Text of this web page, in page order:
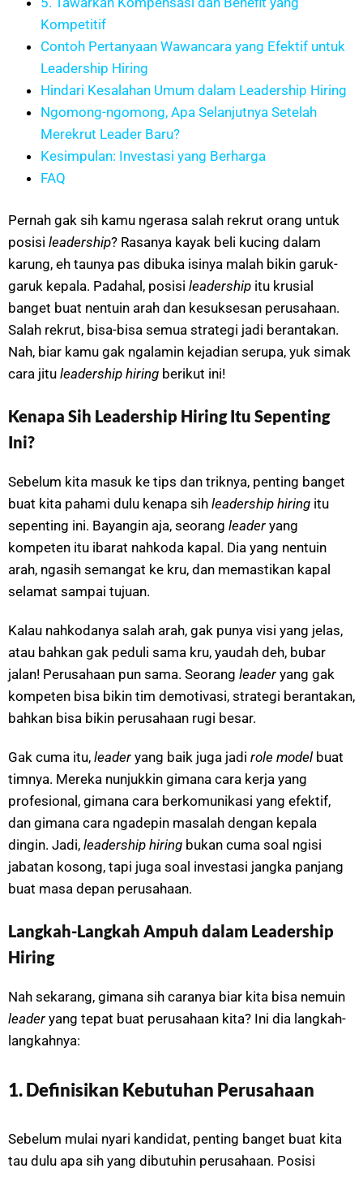
Kompetitif
Contoh Pertanyaan Wawancara yang Efektif untuk
Leadership Hiring
Hindari Kesalahan Umum dalam Leadership Hiring
Ngomong-ngomong, Apa Selanjutnya Setelah
Merekrut Leader Baru?
Kesimpulan: Investasi yang Berharga
FAQ
Pernah gak sih kamu ngerasa salah rekrut orang untuk
posisi leadership? Rasanya kayak beli kucing dalam
karung, eh taunya pas dibuka isinya malah bikin garuk-
garuk kepala. Padahal, posisi leadership itu krusial
banget buat nentuin arah dan kesuksesan perusahaan.
Salah rekrut, bisa-bisa semua strategi jadi berantakan.
Nah, biar kamu gak ngalamin kejadian serupa, yuk simak
cara jitu leadership hiring berikut ini!
Kenapa Sih Leadership Hiring Itu Sepenting
Ini?
Sebelum kita masuk ke tips dan triknya, penting banget
buat kita pahami dulu kenapa sih leadership hiring itu
sepenting ini. Bayangin aja, seorang leader yang
kompeten itu ibarat nahkoda kapal. Dia yang nentuin
arah, ngasih semangat ke kru, dan memastikan kapal
selamat sampai tujuan.
Kalau nahkodanya salah arah, gak punya visi yang jelas,
atau bahkan gak peduli sama kru, yaudah deh, bubar
jalan! Perusahaan pun sama. Seorang leader yang gak
kompeten bisa bikin tim demotivasi, strategi berantakan,
bahkan bisa bikin perusahaan rugi besar.
Gak cuma itu, leader yang baik juga jadi role model buat
timnya. Mereka nunjukkin gimana cara kerja yang
profesional, gimana cara berkomunikasi yang efektif,
dan gimana cara ngadepin masalah dengan kepala
dingin. Jadi, leadership hiring bukan cuma soal ngisi
jabatan kosong, tapi juga soal investasi jangka panjang
buat masa depan perusahaan.
Langkah-Langkah Ampuh dalam Leadership
Hiring
Nah sekarang, gimana sih caranya biar kita bisa nemuin
leader yang tepat buat perusahaan kita? Ini dia langkah-
langkahnya:
1. Definisikan Kebutuhan Perusahaan
Sebelum mulai nyari kandidat, penting banget buat kita
tau dulu apa sih yang dibutuhin perusahaan. Posisi